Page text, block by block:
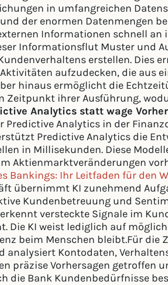
in umfangreichen
der enormen Datenmengen
Informationen schnell an
Informationsflut Muster und
erstellen. Dies
aufzudecken, die aus
hinaus ermöglicht die
Zeitpunkt ihrer Ausführung,
Analytics statt wage
Predictive Analytics in der
Predictive Analytics die
in Millisekunden. Diese
Aktienmarktveränderungen
Bankings: Ihr Leitfaden für den
übernimmt KI zunehmend
Kundenbetreuung und
versteckte Signale im
Die KI weist lediglich auf
beim Menschen bleibt.Für die
analysiert Kontodaten,
präzise Vorhersagen getroffen
die Bank Kundenbedürfnisse